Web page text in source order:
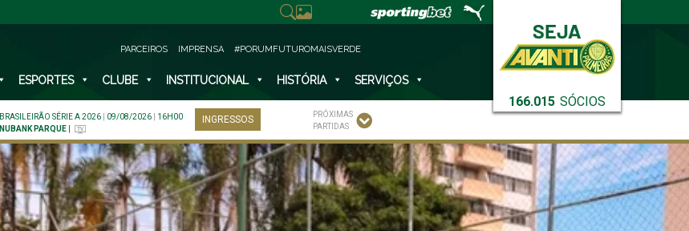
166.015 SÓCIOS
PARCEIROS IMPRENSA #PORUMFUTUROMAISVERDE
ESPORTES CLUBE INSTITUCIONAL HISTÓRIA SERVIÇOS
BRASILEIRÃO SÉRIE A 2026 09/08/2026
16H00
NUBANK PARQUE
INGRESSOS
PRÓXIMAS
PARTIDAS